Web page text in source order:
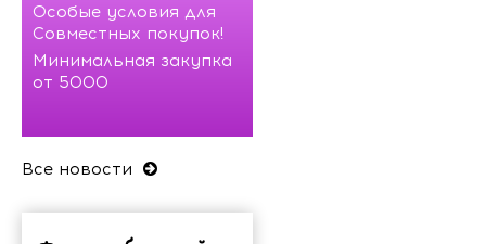
Особые условия для
Совместных покупок!
Минимальная закупка
от 5000
Все новости